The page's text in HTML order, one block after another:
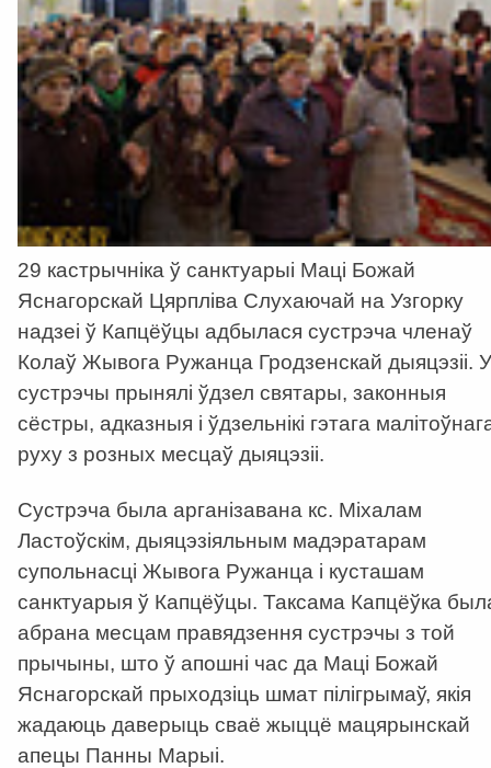
29 кастрычніка ў санктуарыі Маці Божай
Яснагорскай Цярпліва Слухаючай на Узгорку
надзеі ў Капцёўцы адбылася сустрэча членаў
Колаў Жывога Ружанца Гродзенскай дыяцэзіі. У
сустрэчы прынялі ўдзел святары, законныя
сёстры, адказныя і ўдзельнікі гэтага
руху з розных месцаў дыяцэзіі.
Сустрэча была арганізавана кс. Міхалам
Ластоўскім, дыяцэзіяльным мадэратарам
супольнасці Жывога Ружанца і кусташам
санктуарыя ў Капцёўцы. Таксама Капцёўка
абрана месцам правядзення сустрэчы з той
прычыны, што ў апошні час да Маці Божай
Яснагорскай прыходзіць шмат пілігрымаў, якія
жадаюць даверыць сваё жыццё мацярынскай
апецы Панны Марыі.